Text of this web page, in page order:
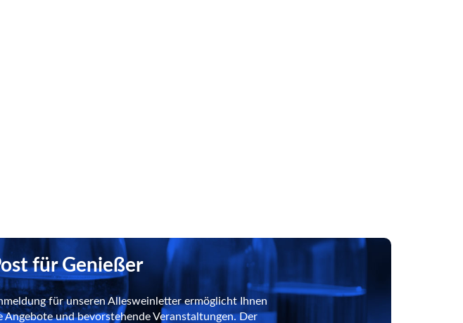
für Genießer
für unseren Allesweinletter ermöglicht Ihnen
und bevorstehende Veranstaltungen. Der